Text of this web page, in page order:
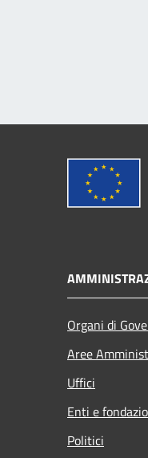
Organi di
Aree
Uffici
Enti e
Politici